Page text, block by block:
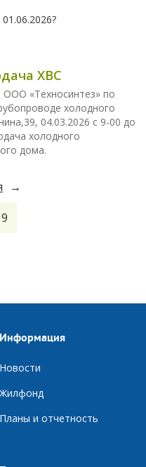
ХВС
«Техносинтез» по
холодного
04.03.2026 с 9-00 до
холодного
дома.
→
Информация
Новости
Жилфонд
Планы и отчетность